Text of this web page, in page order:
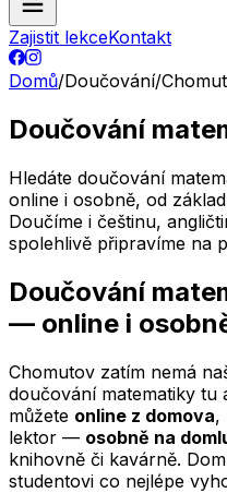
Zajistit lekceKontakt
Domů/Doučování/
Doučování
Hledáte doučování
online i osobně, od
Doučíme i češtinu,
spolehlivě připravíme na
Doučování
— online i
Chomutov zatím nemá
doučování matematiky tu
můžete online z domova,
lektor — osobně na
knihovně či kavárně.
studentovi co nejlépe